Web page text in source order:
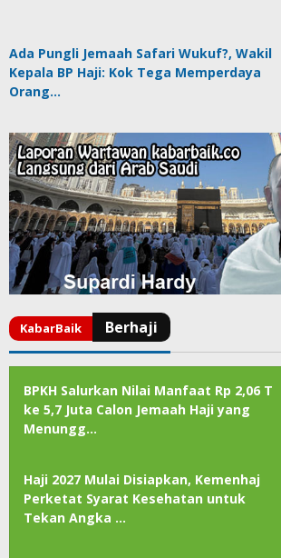
Ada Pungli Jemaah Safari Wukuf?, Wakil
Kepala BP Haji: Kok Tega Memperdaya
Orang…
BPKH Salurkan Nilai Manfaat Rp 2,06 T
ke 5,7 Juta Calon Jemaah Haji yang
Menungg…
Haji 2027 Mulai Disiapkan, Kemenhaj
Perketat Syarat Kesehatan untuk
Tekan Angka …